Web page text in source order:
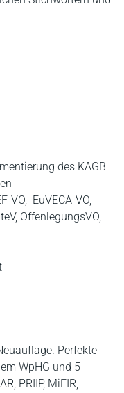
des KAGB
VO, EuVECA-VO,
OffenlegungsVO,
Perfekte
WpHG und 5
PRIIP, MiFIR,